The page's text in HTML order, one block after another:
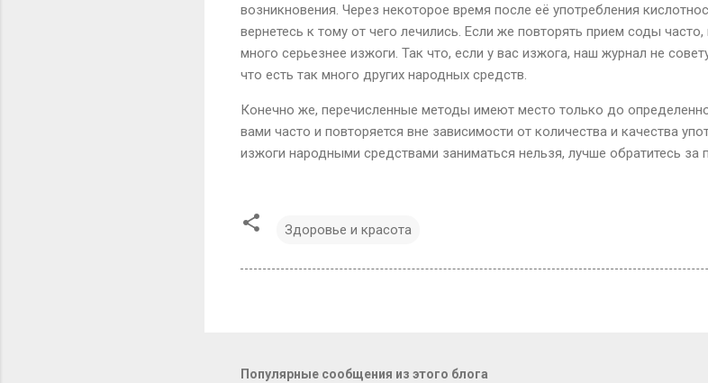
возникновения. Через некоторое время после её употребления
вернетесь к тому от чего лечились. Если же повторять прием соды
много серьезнее изжоги. Так что, если у вас изжога, наш журнал не
что есть так много других народных средств.
Конечно же, перечисленные методы имеют место только до
вами часто и повторяется вне зависимости от количества и качества
изжоги народными средствами заниматься нельзя, лучше обратитесь за
Здоровье и красота
Популярные сообщения из этого блога